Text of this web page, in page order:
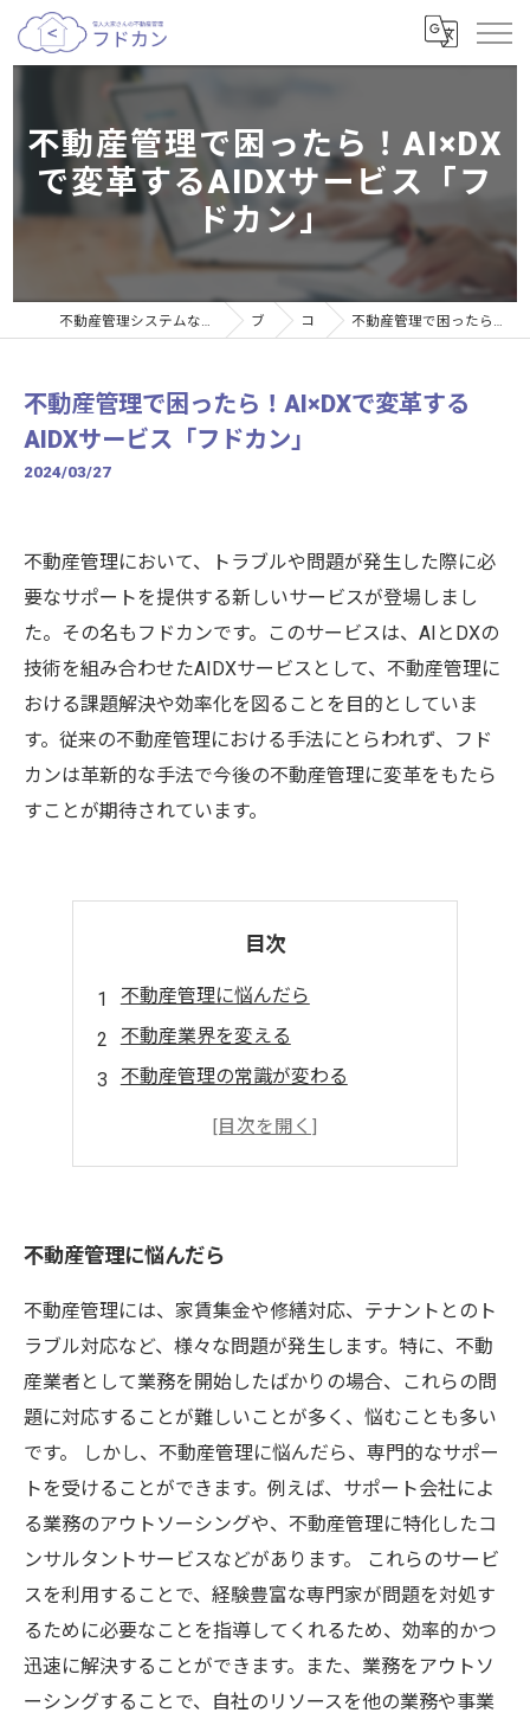
不動産管理で困ったら！AI×DX
で変革するAIDXサービス「フ
ドカン」
不動産管理システムなら個人大家さんの不動産管理サービスフドカン ブログ コラム 不動産管理で困ったら！AI×DXで変革するAIDXサービス「フドカン」
不動産管理で困ったら！AI×DXで変革する
AIDXサービス「フドカン」
2024/03/27
不動産管理において、トラブルや問題が発生した際に必
要なサポートを提供する新しいサービスが登場しまし
た。その名もフドカンです。このサービスは、AIとDXの
技術を組み合わせたAIDXサービスとして、不動産管理に
おける課題解決や効率化を図ることを目的としていま
す。従来の不動産管理における手法にとらわれず、フド
カンは革新的な手法で今後の不動産管理に変革をもたら
すことが期待されています。
目次
不動産管理に悩んだら
不動産業界を変える
不動産管理の常識が変わる
AIで効率アップ
不動産管理に悩んだら
不動産管理には、家賃集金や修繕対応、テナントとのト
ラブル対応など、様々な問題が発生します。特に、不動
産業者として業務を開始したばかりの場合、これらの問
題に対応することが難しいことが多く、悩むことも多い
です。 しかし、不動産管理に悩んだら、専門的なサポー
トを受けることができます。例えば、サポート会社によ
る業務のアウトソーシングや、不動産管理に特化したコ
ンサルタントサービスなどがあります。 これらのサービ
スを利用することで、経験豊富な専門家が問題を対処す
るために必要なことを指導してくれるため、効率的かつ
迅速に解決することができます。また、業務をアウトソ
ーシングすることで、自社のリソースを他の業務や事業